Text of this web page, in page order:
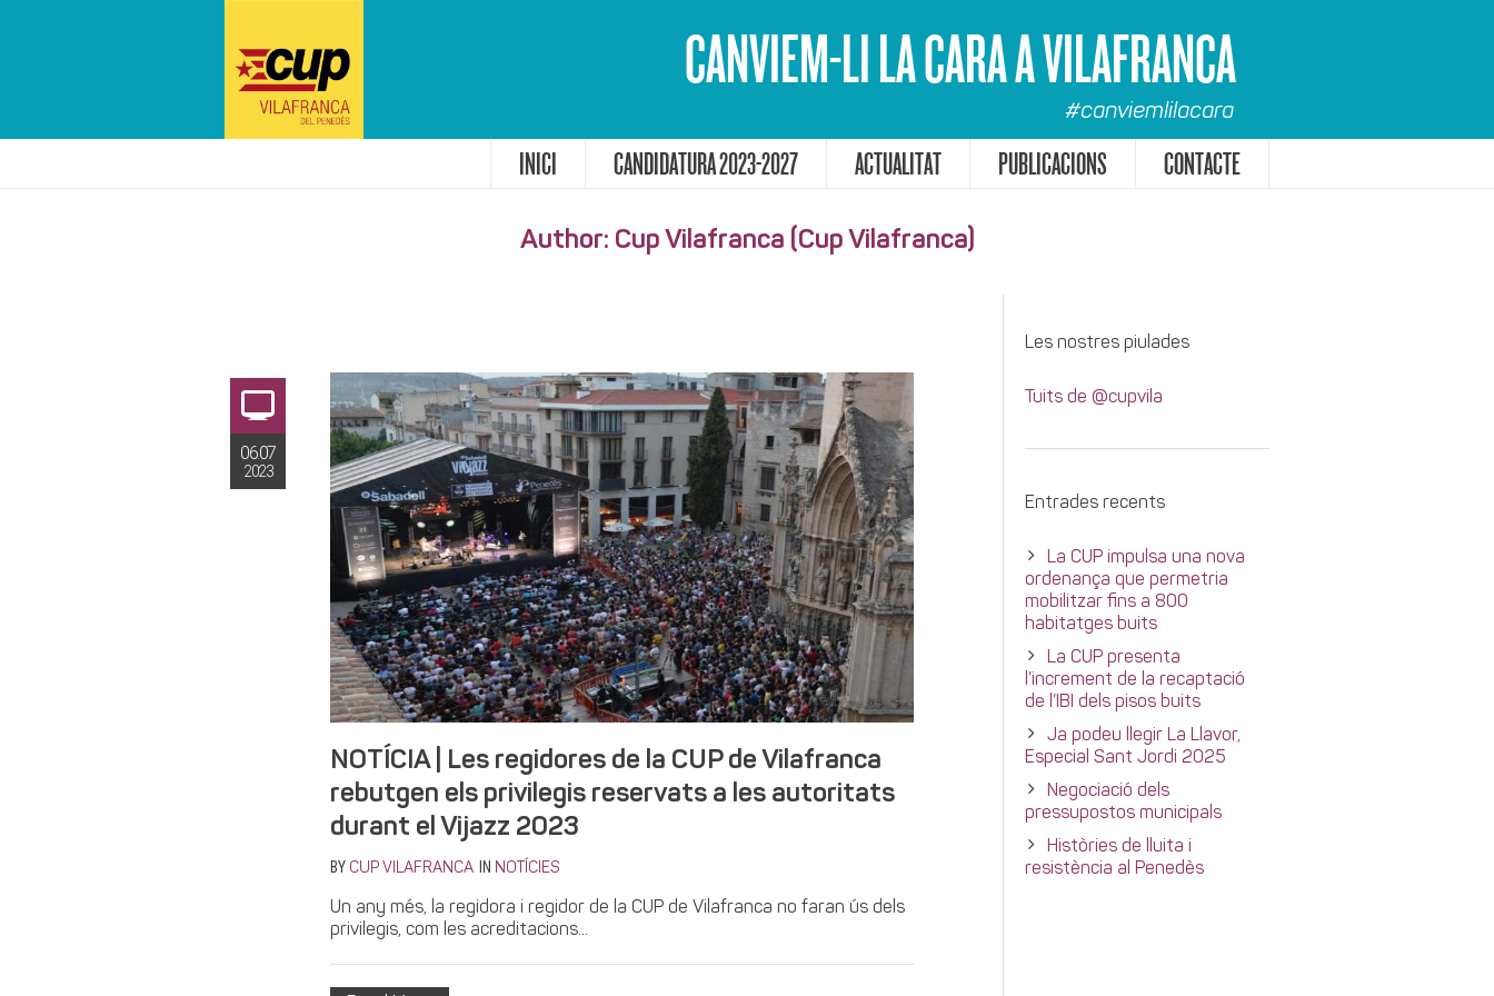
CANVIEM-LI LA CARA A VILAFRANCA
#canviemlilacara
INICI CANDIDATURA 2023-2027 ACTUALITAT PUBLICACIONS CONTACTE
Author: Cup Vilafranca (Cup Vilafranca)
06.07
2023
NOTÍCIA | Les regidores de la CUP de Vilafranca
rebutgen els privilegis reservats a les autoritats
durant el Vijazz 2023
BY CUP VILAFRANCA IN NOTÍCIES
Un any més, la regidora i regidor de la CUP de Vilafranca no faran ús dels
privilegis, com les acreditacions...
Les nostres piulades
Tuits de @cupvila
Entrades recents
La CUP impulsa una nova
ordenança que permetria
mobilitzar fins a 800
habitatges buits
La CUP presenta
l’increment de la recaptació
de l’IBI dels pisos buits
Ja podeu llegir La Llavor,
Especial Sant Jordi 2025
Negociació dels
pressupostos municipals
Històries de lluita i
resistència al Penedès